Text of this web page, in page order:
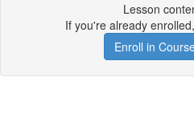
Lesson
If you're already enrolled,
Enroll in